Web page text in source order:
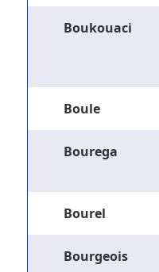
Boukouaci
Boule
Bourega
Bourel
Bourgeois